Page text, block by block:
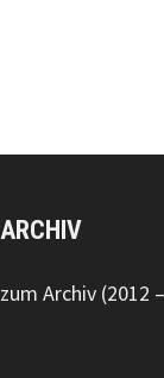
ARCHIV
zum Archiv (2012